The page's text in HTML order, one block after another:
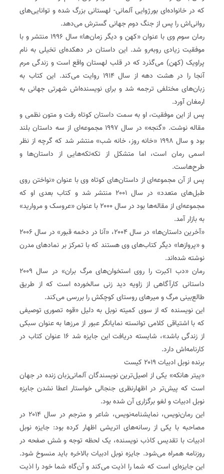
که در خانواده‌ای بورژوایی آلمانی- لهستانی بزرگ شده و توانایی‌های
روانی‌اش را پس از جنگ دوم جهانی گسترش می‌دهد.
رمان سوم وی با عنوان «کهن و دیگر زمان‌ها» سال ۱۹۹۶ منتشر و با
موفقیت زیادی روبه‌رو شد. این داستان در دهکده‌ای تخیلی به نام
پراویک (کهن) می‌گذرد که در قلب لهستان واقع است و زندگی مرم
آنجا را در هشت دهه از سال ۱۹۱۴ روایت می‌کند. این کتاب به
زبان‌های مختلفی ترجمه شد و برای نویسنده‌اش شهرتی جهانی به
ارمغان آورد.
پس از این موفقیت، او به سمت داستان کوتاه رفت و متون نظمی و
مقاله نوشت. «گنجه» در سال ۱۹۹۷ مجموعه‌ای از سه داستان بلند
بود و سال ۱۹۹۸ «خانه روز، خانه شب» منتشر شد که گرچه از نظر
اسمی رمان است، اما متشکل از تکه‌تکه‌هایی از داستان‌ها و
طرح‌هاست.
پس از آن مجموعه‌ای از داستان‌های کوتاه وی با عنوان «نواختن روی
طبل‌های متعدد» در سال ۲۰۰۱ منتشر شد و کتاب بعدی او که
مجموعه‌ای از مقاله‌ها بود در سال ۲۰۰۰ با عنوان «عروسک و مروارید»
به بازار آمد.
«آخرین داستان‌ها» در سال ۲۰۰۴، «آنا در دخمه قبور» در سال ۲۰۰۶
و «پروازها» دیگر کتاب‌های وی هستند که با تمرکز بر نمادهای مدرن
نوشته شده‌اند.
رمان «دب اکبرت را روی استخوان‌های مرگ بران» در سال ۲۰۰۹
داستانی کارآگاهی از زاویه دید زنی سالخورده است که از طریق
طالع‌بینی مرگ و میرهای روستای کوچکش را بررسی می‌کند.
این نویسنده که از سوی کمیته نوبل به دلیل «قوه تصوری توصیفی
که با اشتیاقی کلامی توانسته نمایانگر عبور از مرزها به عنوان سبکی
از زندگی باشد»، شایسته دریافت این جایزه شد ۱۶ عنوان کتاب در
کارنامه‌اش دارد.
برنده نوبل ادبیات ۲۰۱۹ کیست
«پیتر ‌هانکه» یکی از اصیل‌ترین نویسندگان آلمانی‌‌زبان زنده در جهان
است که پیش‌تر در اظهارنظری جنجالی خواستار اعطا نشدن جایزه
نوبل ادبیات و لغو برگزاری آن شده بود.
این رمان‌نویس، نمایشنامه‌نویس، شاعر و مترجم در سال ۲۰۱۴ در
مصاحبه با یکی از رسانه‌های اتریشی اظهار کرده بود: جایزه نوبل
ادبیات با تقدیس کاذب نویسنده، یک لحظه توجه و شش صفحه در
روزنامه همراه می‌شود. جایزه نوبل ادبیات بالاخره باید منسوخ شود.
این جایزه‌ای است که شما را اذیت می‌کند و آن‌گاه شما خود را اذیت